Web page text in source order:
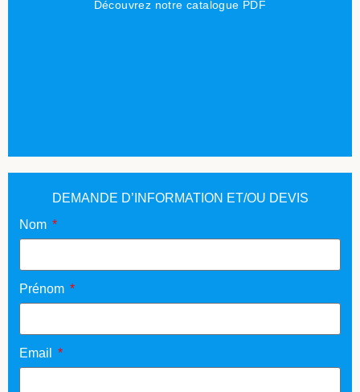
Découvrez notre catalogue PDF
DEMANDE D’INFORMATION ET/OU DEVIS
Nom
Prénom
Email